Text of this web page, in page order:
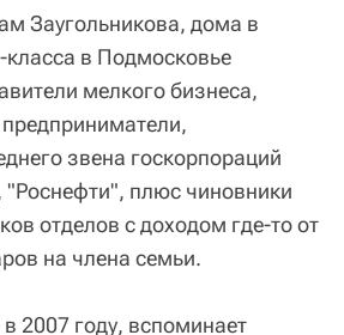
Заугольникова, дома в
класса в Подмосковье
мелкого бизнеса,
звена госкорпораций
плюс чиновники
отделов с доходом где-то от
на члена семьи.
2007 году, вспоминает